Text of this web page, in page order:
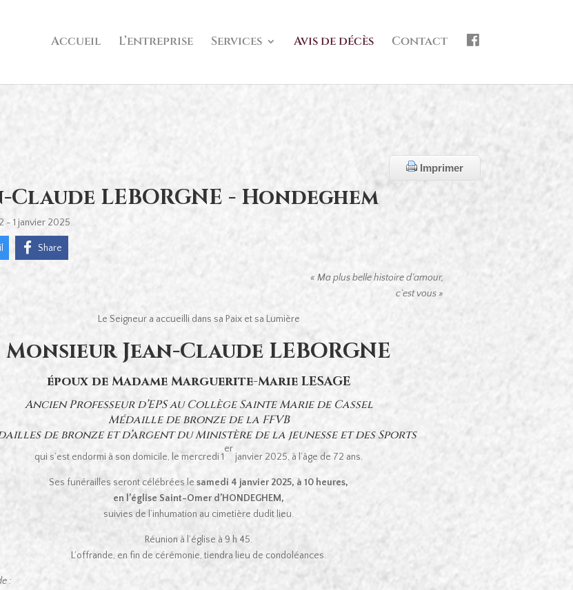
Accueil L’entreprise Services Avis de décès Contact
Imprimer
Claude LEBORGNE - Hondeghem
- 1 janvier 2025
Share
« Ma plus belle histoire d’amour,
c’est vous »
Le Seigneur a accueilli dans sa Paix et sa Lumière
Monsieur Jean-Claude LEBORGNE
époux de Madame Marguerite-Marie LESAGE
Ancien Professeur d’EPS au Collège Sainte Marie de Cassel
Médaille de bronze de la FFVB
de bronze et d’argent du Ministère de la jeunesse et des Sports
qui s’est endormi à son domicile, le mercredi 1
er
janvier 2025, à l’âge de 72 ans.
Ses funérailles seront célébrées lesamedi 4 janvier 2025, à 10 heures,
en l’église Saint-Omer d’HONDEGHEM,
suivies de l’inhumation au cimetière dudit lieu.
Réunion à l’église à 9 h 45.
L’offrande, en fin de cérémonie, tiendra lieu de condoléances.
: